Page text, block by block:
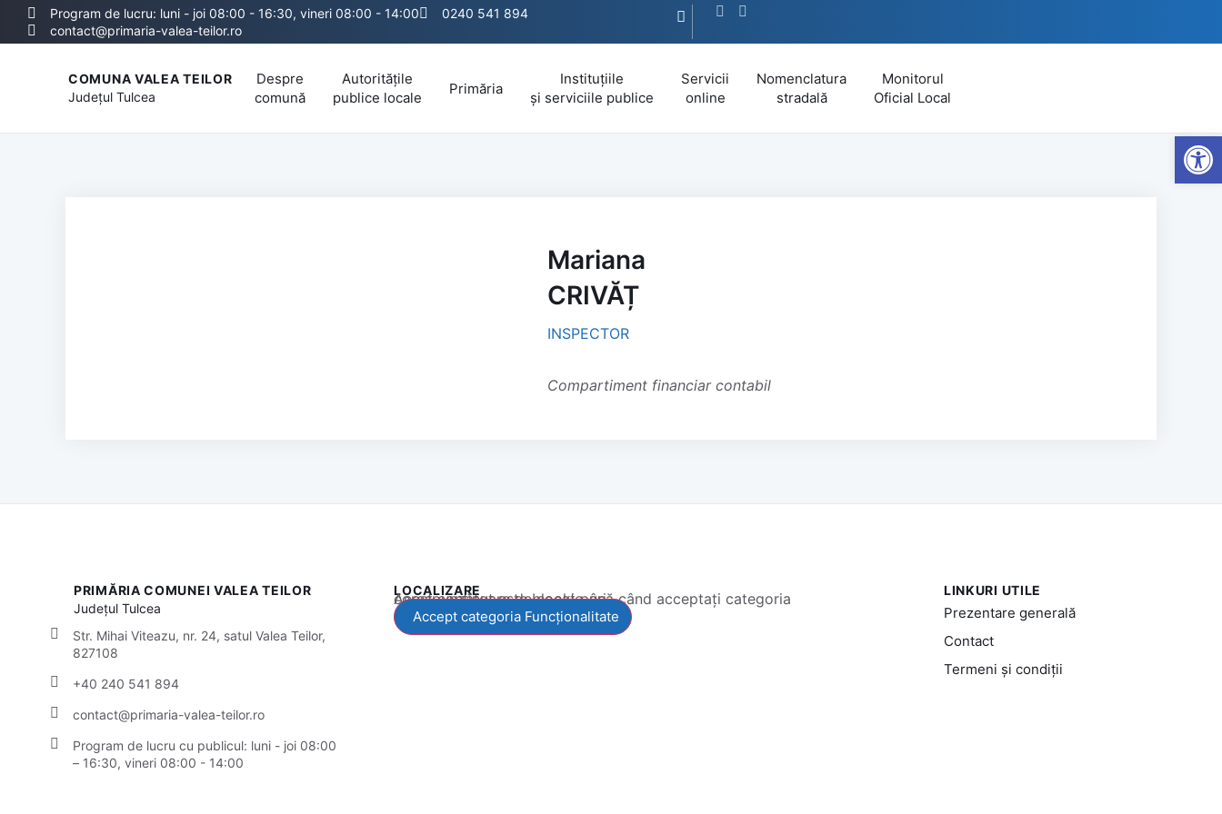
Program de lucru: luni - joi 08:00 - 16:30, vineri 08:00 - 14:00
0240 541 894
contact@primaria-valea-teilor.ro
COMUNA VALEA TEILOR
JudețulTulcea
Despre
comună
Autoritățile
publice locale
Primăria
Instituțiile
și serviciile publice
Servicii
online
Nomenclatura
stradală
Monitorul
Oficial Local
Mariana
CRIVĂȚ
INSPECTOR
Compartiment financiar contabil
PRIMĂRIA COMUNEI VALEA TEILOR
JudețulTulcea
Str. Mihai Viteazu, nr. 24, satul Valea Teilor,
827108
+40 240 541 894
contact@primaria-valea-teilor.ro
Program de lucru cu publicul: luni - joi 08:00
– 16:30, vineri 08:00 - 14:00
LOCALIZARE
Acest conținut este blocat până când acceptați categoria corespunzătoare de cookie-uri.
Accept categoria Funcționalitate
LINKURI UTILE
Prezentare generală
Contact
Termeni și condiții